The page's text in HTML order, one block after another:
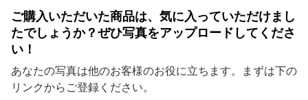
ご購入いただいた商品は、気に入っていただけまし
たでしょうか？ぜひ写真をアップロードしてくださ
い！
あなたの写真は他のお客様のお役に立ちます。まずは下の
リンクからご登録ください。